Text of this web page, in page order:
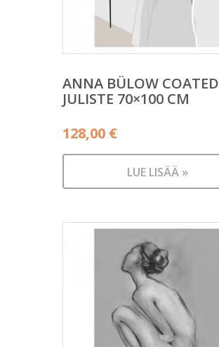
ANNA BÜLOW COATED
JULISTE 70×100 CM
128,00 €
LUE LISÄÄ »